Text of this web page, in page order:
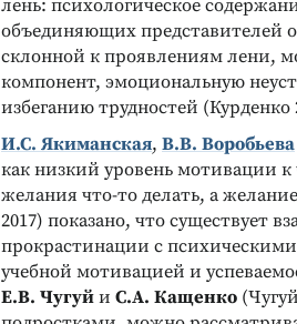
лень: психологическое
объединяющих представителей
склонной к проявлениям лени,
компонент, эмоциональную
избеганию трудностей (Курденко
И.С. Якиманская, В.В. Воробьева
как низкий уровень мотивации к
желания что-то делать, а
2017) показано, что существует
прокрастинации с
учебной мотивацией и
Е.В. Чугуйи С.А. Кащенко